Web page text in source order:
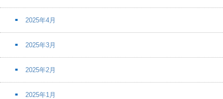
2025年4月
2025年3月
2025年2月
2025年1月